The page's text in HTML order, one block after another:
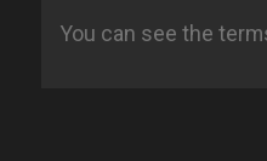
You can see the